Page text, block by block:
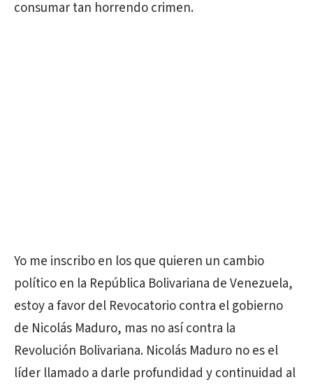
consumar tan horrendo crimen.
Yo me inscribo en los que quieren un cambio
político en la República Bolivariana de Venezuela,
estoy a favor del Revocatorio contra el gobierno
de Nicolás Maduro, mas no así contra la
Revolución Bolivariana. Nicolás Maduro no es el
líder llamado a darle profundidad y continuidad al